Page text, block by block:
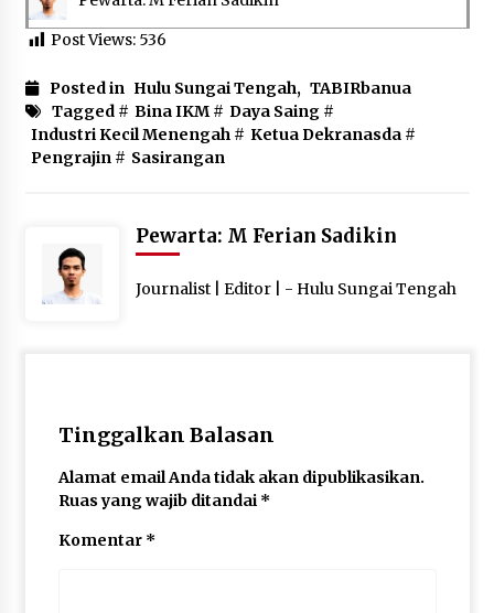
Post Views: 536
Posted in Hulu Sungai Tengah, TABIRbanua
Tagged # Bina IKM# Daya Saing#
Industri Kecil Menengah # Ketua Dekranasda#
Pengrajin # Sasirangan
Pewarta: M Ferian Sadikin
Journalist | Editor | - Hulu Sungai Tengah
Tinggalkan Balasan
Alamat email Anda tidak akan dipublikasikan.
Ruas yang wajib ditandai *
Komentar *